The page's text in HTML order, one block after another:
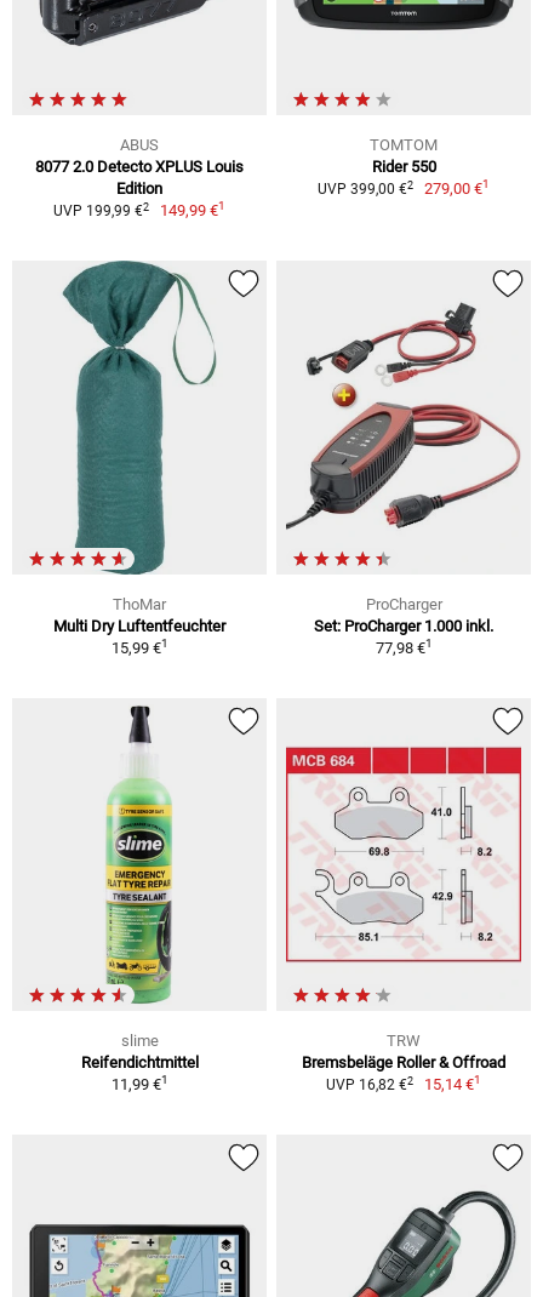
ABUS
8077 2.0 Detecto XPLUS Louis
Edition
UVP 199,99 €2 149,99 €1
TOMTOM
Rider 550
UVP 399,00 €2 279,00 €1
ThoMar
Multi Dry Luftentfeuchter
15,99 €1
ProCharger
Set: ProCharger 1.000 inkl.
77,98 €1
slime
Reifendichtmittel
11,99 €1
TRW
Bremsbeläge Roller & Offroad
UVP 16,82 €2 15,14 €1